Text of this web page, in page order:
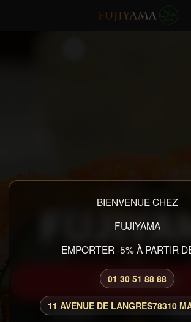
BIENVENUE CHEZ
FUJIYAMA
EMPORTER -5% À PARTIR
01 30 51 88 88
11 AVENUE DE LANGRES78310
COMMANDER
CARTE